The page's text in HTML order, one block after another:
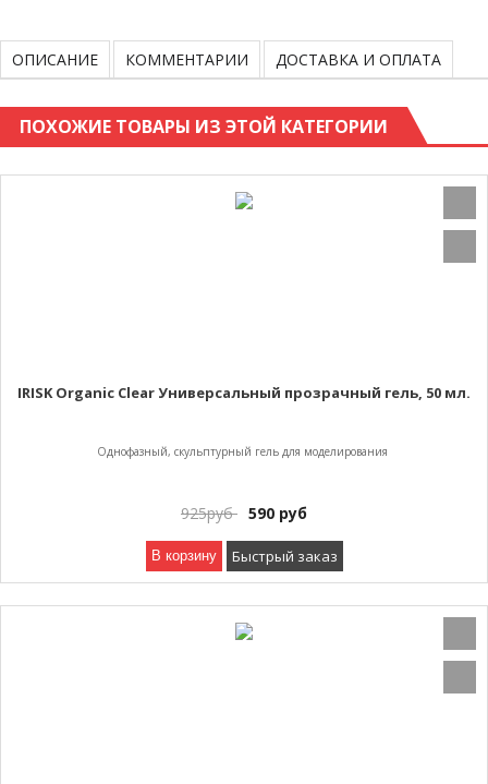
ОПИСАНИЕ КОММЕНТАРИИ ДОСТАВКА И ОПЛАТА
ПОХОЖИЕ ТОВАРЫ ИЗ ЭТОЙ КАТЕГОРИИ
IRISK Organic Clear Универсальный прозрачный гель, 50 мл.
Однофазный, скульптурный гель для моделирования
925руб 590 руб
В корзину Быстрый заказ